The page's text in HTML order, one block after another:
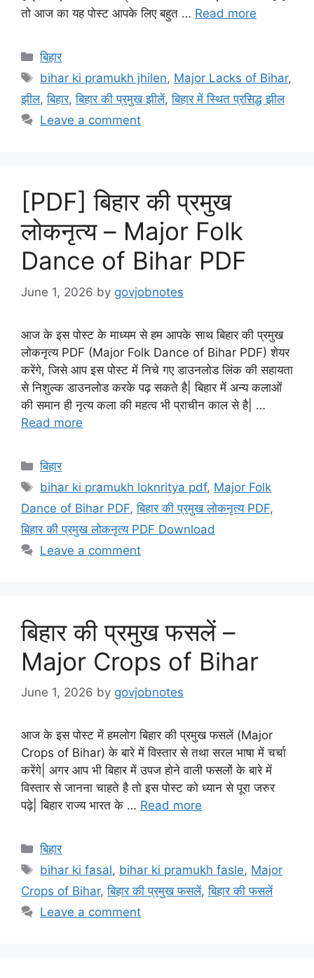
तो आज का यह पोस्ट आपके लिए बहुत … Read more
Categories
बिहार
Tags
bihar ki pramukh jhilen, Major Lacks of Bihar,
झील,बिहार,बिहार की प्रमुख झीलें,बिहार में स्थित प्रसिद्ध झील
Leave a comment
[PDF] बिहार की प्रमुख
लोकनृत्य – Major Folk
Dance of Bihar PDF
June 1, 2026 by govjobnotes
आज के इस पोस्ट के माध्यम से हम आपके साथ बिहार की प्रमुख
लोकनृत्य PDF (Major Folk Dance of Bihar PDF) शेयर
करेंगे, जिसे आप इस पोस्ट में निचे गए डाउनलोड लिंक की सहायता
से निशुल्क डाउनलोड करके पढ़ सकते है| बिहार में अन्य कलाओं
की समान ही नृत्य कला की महत्व भी प्राचीन काल से है| …
Read more
Categories
बिहार
Tags
bihar ki pramukh loknritya pdf, Major Folk
Dance of Bihar PDF,बिहार की प्रमुख लोकनृत्य PDF,
बिहार की प्रमुख लोकनृत्य PDF Download
Leave a comment
बिहार की प्रमुख फसलें –
Major Crops of Bihar
June 1, 2026 by govjobnotes
आज के इस पोस्ट में हमलोग बिहार की प्रमुख फसलें (Major
Crops of Bihar) के बारे में विस्तार से तथा सरल भाषा में चर्चा
करेंगे| अगर आप भी बिहार में उपज होने वाली फसलों के बारे में
विस्तार से जानना चाहते है तो इस पोस्ट को ध्यान से पूरा जरुर
पढ़े| बिहार राज्य भारत के … Read more
Categories
बिहार
Tags
bihar ki fasal, bihar ki pramukh fasle, Major
Crops of Bihar,बिहार की प्रमुख फसलें,बिहार की फसलें
Leave a comment